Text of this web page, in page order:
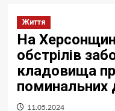
Життя
На
обстрілів
кладовища
поминальних
11.05.2024